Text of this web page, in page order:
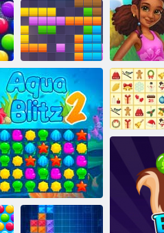
Merger
Kingdom
Blocs 11x11
Kris-
Mahjong